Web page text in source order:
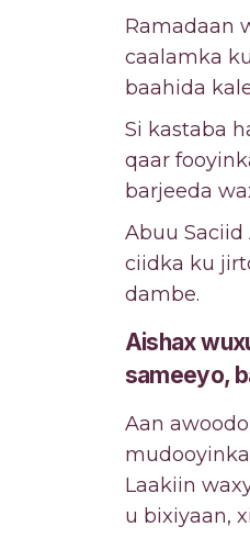
Ramadaan
caalamka
baahida
Si kastaba
qaar
barjeeda
Abuu Saciid
ciidka ku
dambe.
Aishax
sameeyo,
Aan
Laakiin
u bixiyaan,